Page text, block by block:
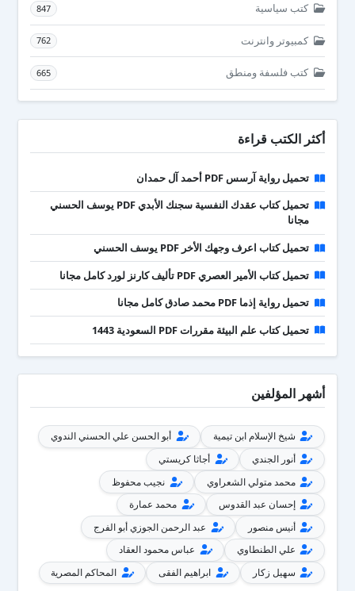
كتب سياسية 847
كمبيوتر وانترنت 762
كتب فلسفة ومنطق 665
أكثر الكتب قراءة
تحميل رواية آرسس PDF أحمد آل حمدان
تحميل كتاب عقدك النفسية سجنك الأبدي PDF يوسف الحسني
مجانا
تحميل كتاب اعرف وجهك الأخر PDF يوسف الحسني
تحميل كتاب الأمير العصري PDF تأليف كارنز لورد كامل مجانا
تحميل رواية إذما PDF محمد صادق كامل مجانا
تحميل كتاب علم البيئة مقررات PDF السعودية 1443
أشهر المؤلفين
شيخ الإسلام ابن تيمية
أبو الحسن علي الحسني الندوي
أنور الجندي
أجاثا كريستي
محمد متولي الشعراوي
نجيب محفوظ
إحسان عبد القدوس
محمد عمارة
أنيس منصور
عبد الرحمن الجوزي أبو الفرج
علي الطنطاوي
عباس محمود العقاد
سهيل زكار
ابراهيم الفقى المحاكم المصرية